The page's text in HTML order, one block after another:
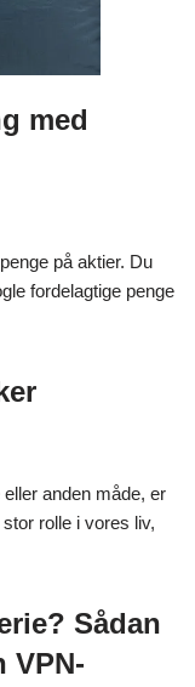
med
på aktier. Du
fordelagtige penge
anden måde, er
rolle i vores liv,
Sådan
VPN-